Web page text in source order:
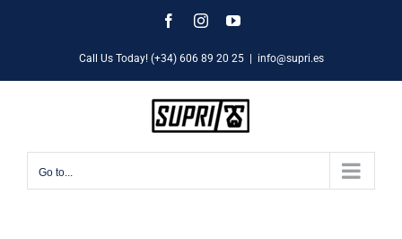
FacebookInstagramYouTube
Call Us Today! (+34) 606 89 20 25 info@supri.es
Go to...